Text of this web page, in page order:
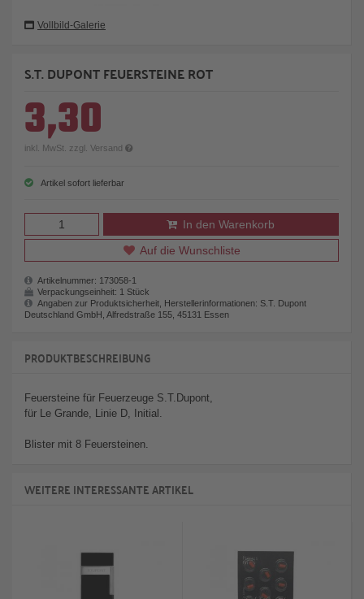
Vollbild-Galerie
S.T. DUPONT FEUERSTEINE ROT
3,30
inkl. MwSt. zzgl. Versand
Artikel sofort lieferbar
In den Warenkorb
Auf die Wunschliste
Artikelnummer: 173058-1
Verpackungseinheit: 1 Stück
Angaben zur Produktsicherheit, Herstellerinformationen: S.T. Dupont
Deutschland GmbH, Alfredstraße 155, 45131 Essen
PRODUKTBESCHREIBUNG
Feuersteine für Feuerzeuge S.T.Dupont,
für Le Grande, Linie D, Initial.
Blister mit 8 Feuersteinen.
WEITERE INTERESSANTE ARTIKEL